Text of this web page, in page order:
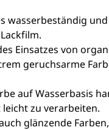
wasserbeständig
Einsatzes von
geruchsarme
auf Wasserbasis
zu verarbeiten.
glänzende